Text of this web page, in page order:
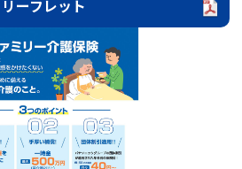
リーフレット